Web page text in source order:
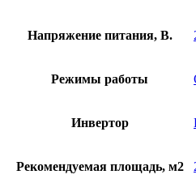
Напряжение питания, В.
Режимы работы
Инвертор
Рекомендуемая площадь, м2